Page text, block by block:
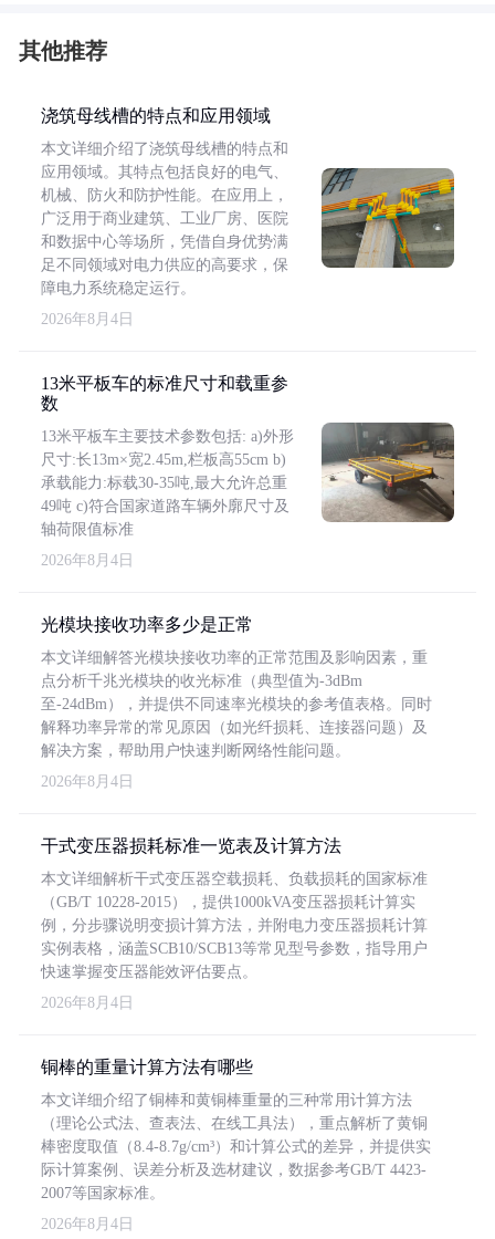
其他推荐
浇筑母线槽的特点和应用领域
本文详细介绍了浇筑母线槽的特点和
应用领域。其特点包括良好的电气、
机械、防火和防护性能。在应用上，
广泛用于商业建筑、工业厂房、医院
和数据中心等场所，凭借自身优势满
足不同领域对电力供应的高要求，保
障电力系统稳定运行。
2026年8月4日
13米平板车的标准尺寸和载重参
数
13米平板车主要技术参数包括: a)外形
尺寸:长13m×宽2.45m,栏板高55cm b)
承载能力:标载30-35吨,最大允许总重
49吨 c)符合国家道路车辆外廓尺寸及
轴荷限值标准
2026年8月4日
光模块接收功率多少是正常
本文详细解答光模块接收功率的正常范围及影响因素，重
点分析千兆光模块的收光标准（典型值为-3dBm
至-24dBm），并提供不同速率光模块的参考值表格。同时
解释功率异常的常见原因（如光纤损耗、连接器问题）及
解决方案，帮助用户快速判断网络性能问题。
2026年8月4日
干式变压器损耗标准一览表及计算方法
本文详细解析干式变压器空载损耗、负载损耗的国家标准
（GB/T 10228-2015），提供1000kVA变压器损耗计算实
例，分步骤说明变损计算方法，并附电力变压器损耗计算
实例表格，涵盖SCB10/SCB13等常见型号参数，指导用户
快速掌握变压器能效评估要点。
2026年8月4日
铜棒的重量计算方法有哪些
本文详细介绍了铜棒和黄铜棒重量的三种常用计算方法
（理论公式法、查表法、在线工具法），重点解析了黄铜
棒密度取值（8.4-8.7g/cm³）和计算公式的差异，并提供实
际计算案例、误差分析及选材建议，数据参考GB/T 4423-
2007等国家标准。
2026年8月4日